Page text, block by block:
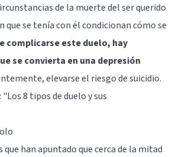
de la muerte del ser querido
que se tenía con él condicionan cómo se
e complicarse este duelo, hay
se convierta en una depresión
elevarse el riesgo de suicidio.
"Los 8 tipos de duelo y sus
que han apuntado que cerca de la mitad